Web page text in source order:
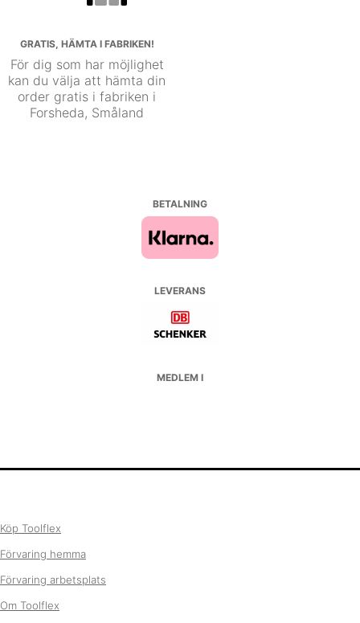
GRATIS, HÄMTA I FABRIKEN!
För dig som har möjlighet
kan du välja att hämta din
order gratis i fabriken i
Forsheda, Småland
BETALNING
LEVERANS
MEDLEM I
Köp Toolflex
Förvaring hemma
Förvaring arbetsplats
Om Toolflex